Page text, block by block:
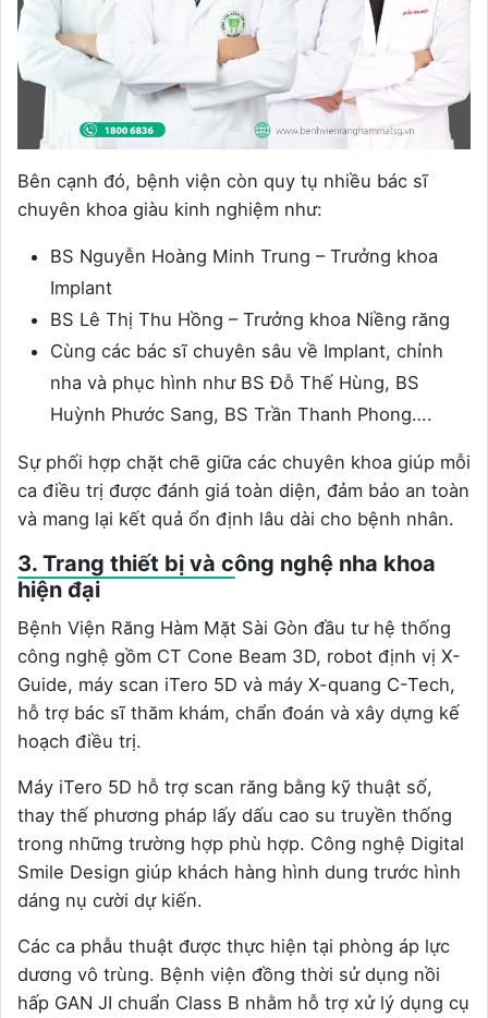
Bên cạnh đó, bệnh viện còn quy tụ nhiều bác sĩ
chuyên khoa giàu kinh nghiệm như:
BS Nguyễn Hoàng Minh Trung – Trưởng khoa
Implant
BS Lê Thị Thu Hồng – Trưởng khoa Niềng răng
Cùng các bác sĩ chuyên sâu về Implant, chỉnh
nha và phục hình như BS Đỗ Thế Hùng, BS
Huỳnh Phước Sang, BS Trần Thanh Phong….
Sự phối hợp chặt chẽ giữa các chuyên khoa giúp mỗi
ca điều trị được đánh giá toàn diện, đảm bảo an toàn
và mang lại kết quả ổn định lâu dài cho bệnh nhân.
3. Trang thiết bị và công nghệ nha khoa
hiện đại
Bệnh Viện Răng Hàm Mặt Sài Gòn đầu tư hệ thống
công nghệ gồm CT Cone Beam 3D, robot định vị X-
Guide, máy scan iTero 5D và máy X-quang C-Tech,
hỗ trợ bác sĩ thăm khám, chẩn đoán và xây dựng kế
hoạch điều trị.
Máy iTero 5D hỗ trợ scan răng bằng kỹ thuật số,
thay thế phương pháp lấy dấu cao su truyền thống
trong những trường hợp phù hợp. Công nghệ Digital
Smile Design giúp khách hàng hình dung trước hình
dáng nụ cười dự kiến.
Các ca phẫu thuật được thực hiện tại phòng áp lực
dương vô trùng. Bệnh viện đồng thời sử dụng nồi
hấp GAN JI chuẩn Class B nhằm hỗ trợ xử lý dụng cụ